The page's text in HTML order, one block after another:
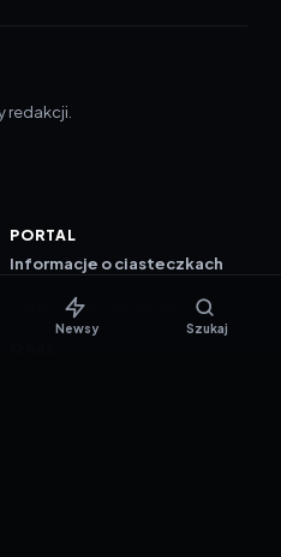
redakcji.
PORTAL
Informacje o ciasteczkach
Polityka prywatności
Newsy Szukaj